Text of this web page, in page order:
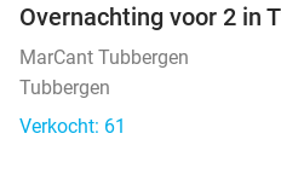
Overnachting voor 2 in
MarCant Tubbergen
Tubbergen
Verkocht: 61